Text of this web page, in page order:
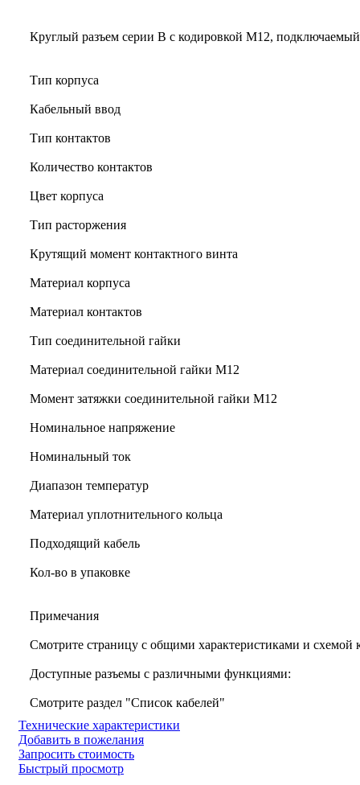
Круглый разъем серии B с кодировкой M12,
Тип корпуса
Кабельный ввод
Тип контактов
Количество контактов
Цвет корпуса
Тип расторжения
Крутящий момент контактного винта
Материал корпуса
Материал контактов
Тип соединительной гайки
Материал соединительной гайки M12
Момент затяжки соединительной гайки M12
Номинальное напряжение
Номинальный ток
Диапазон температур
Материал уплотнительного кольца
Подходящий кабель
Кол-во в упаковке
Примечания
Смотрите страницу с общими характеристиками и схемой
Доступные разъемы с различными функциями:
Смотрите раздел "Список кабелей"
Технические характеристики
Добавить в пожелания
Запросить стоимость
Быстрый просмотр